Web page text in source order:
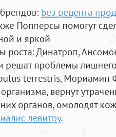
Без рецепта
Попперсы помогут
и яркой
роста: Динатроп,
решат проблемы
terrestris, Мориамин
вернут
органов, омолодят
левитру.